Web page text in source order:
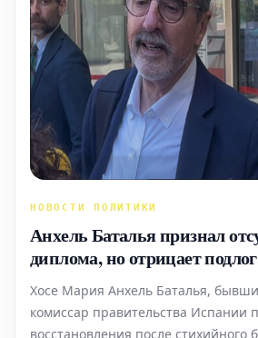
НОВОСТИ ПОЛИТИКИ
Анхель Баталья признал
диплома, но отрицает подлог
Хосе Мария Анхель Баталья,
комиссар правительства Испании
восстановления после стихийного